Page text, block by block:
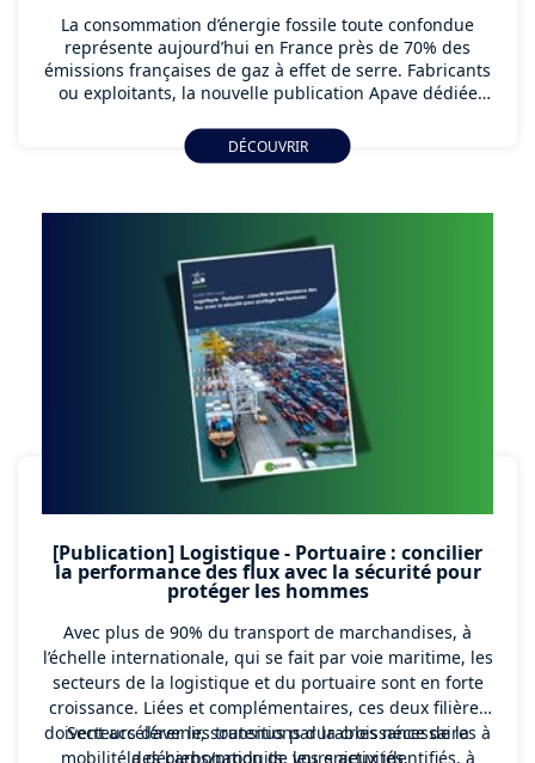
La consommation d’énergie fossile toute confondue
représente aujourd’hui en France près de 70% des
émissions françaises de gaz à effet de serre. Fabricants
ou exploitants, la nouvelle publication Apave dédiée
les principaux points d’attention auxquels vous devez
être vigilant pour garantir le meilleur niveau de
DÉCOUVRIR
[Publication] Logistique - Portuaire : concilier
la performance des flux avec la sécurité pour
protéger les hommes
Avec plus de 90% du transport de marchandises, à
l’échelle internationale, qui se fait par voie maritime, les
secteurs de la logistique et du portuaire sont en forte
croissance. Liées et complémentaires, ces deux filières
doivent accélérer les transitions durables nécessaires à
la décarbonation de leurs activités.
Secteurs d’avenir, soutenus par la croissance de la
mobilité des biens/produits, vos enjeux identifiés, à